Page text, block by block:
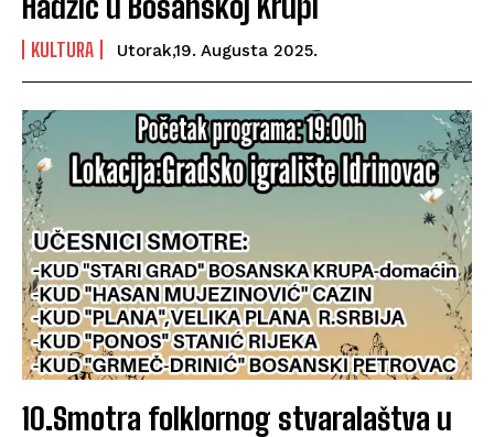
KULTURA Utorak,19. Augusta 2025.
10.Smotra folklornog stvaralaštva u